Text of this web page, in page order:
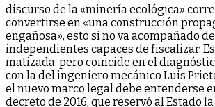
discurso de la «minería ecológica»
convertirse en «una construcción
engañosa», esto si no va acompañado
independientes capaces de fiscalizar.
matizada, pero coincide en el
con la del ingeniero mecánico Luis
el nuevo marco legal debe entenderse
decreto de 2016, que reservó al Estado